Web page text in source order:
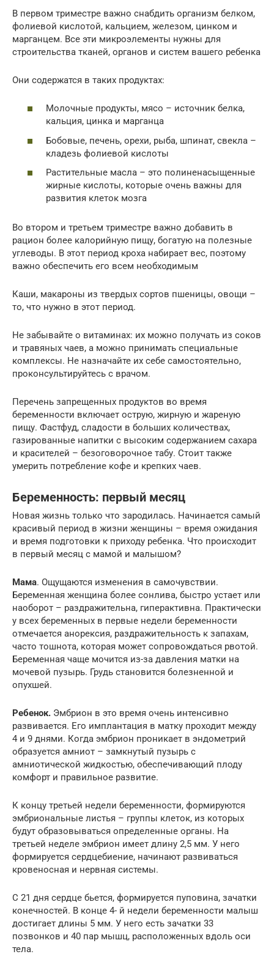
В первом триместре важно снабдить организм белком,
фолиевой кислотой, кальцием, железом, цинком и
марганцем. Все эти микроэлементы нужны для
строительства тканей, органов и систем вашего ребенка
Они содержатся в таких продуктах:
Молочные продукты, мясо – источник белка,
кальция, цинка и марганца
Бобовые, печень, орехи, рыба, шпинат, свекла –
кладезь фолиевой кислоты
Растительные масла – это полиненасыщенные
жирные кислоты, которые очень важны для
развития клеток мозга
Во втором и третьем триместре важно добавить в
рацион более калорийную пищу, богатую на полезные
углеводы. В этот период кроха набирает вес, поэтому
важно обеспечить его всем необходимым
Каши, макароны из твердых сортов пшеницы, овощи –
то, что нужно в этот период.
Не забывайте о витаминах: их можно получать из соков
и травяных чаев, а можно принимать специальные
комплексы. Не назначайте их себе самостоятельно,
проконсультируйтесь с врачом.
Перечень запрещенных продуктов во время
беременности включает острую, жирную и жареную
пищу. Фастфуд, сладости в больших количествах,
газированные напитки с высоким содержанием сахара
и красителей – безоговорочное табу. Стоит также
умерить потребление кофе и крепких чаев.
Беременность: первый месяц
Новая жизнь только что зародилась. Начинается самый
красивый период в жизни женщины – время ожидания
и время подготовки к приходу ребенка. Что происходит
в первый месяц с мамой и малышом?
Мама. Ощущаются изменения в самочувствии.
Беременная женщина более сонлива, быстро устает или
наоборот – раздражительна, гиперактивна. Практически
у всех беременных в первые недели беременности
отмечается анорексия, раздражительность к запахам,
часто тошнота, которая может сопровождаться рвотой.
Беременная чаще мочится из-за давления матки на
мочевой пузырь. Грудь становится болезненной и
опухшей.
Ребенок. Эмбрион в это время очень интенсивно
развивается. Его имплантация в матку проходит между
4 и 9 днями. Когда эмбрион проникает в эндометрий
образуется амниот – замкнутый пузырь с
амниотической жидкостью, обеспечивающий плоду
комфорт и правильное развитие.
К концу третьей недели беременности, формируются
эмбриональные листья – группы клеток, из которых
будут образовываться определенные органы. На
третьей неделе эмбрион имеет длину 2,5 мм. У него
формируется сердцебиение, начинают развиваться
кровеносная и нервная системы.
С 21 дня сердце бьется, формируется пуповина, зачатки
конечностей. В конце 4- й недели беременности малыш
достигает длины 5 мм. У него есть зачатки 33
позвонков и 40 пар мышц, расположенных вдоль оси
тела.